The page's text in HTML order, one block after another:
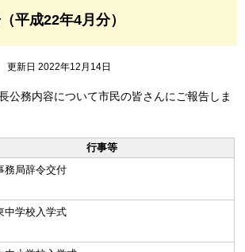
平成22年4月分）
更新日 2022年12月14日
公務内容について市民の皆さんにご報告しま
行事等
務局辞令交付
中学校入学式